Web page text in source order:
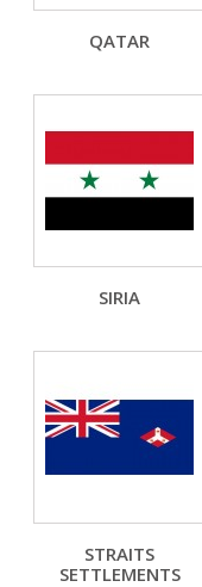
QATAR
SIRIA
STRAITS
SETTLEMENTS